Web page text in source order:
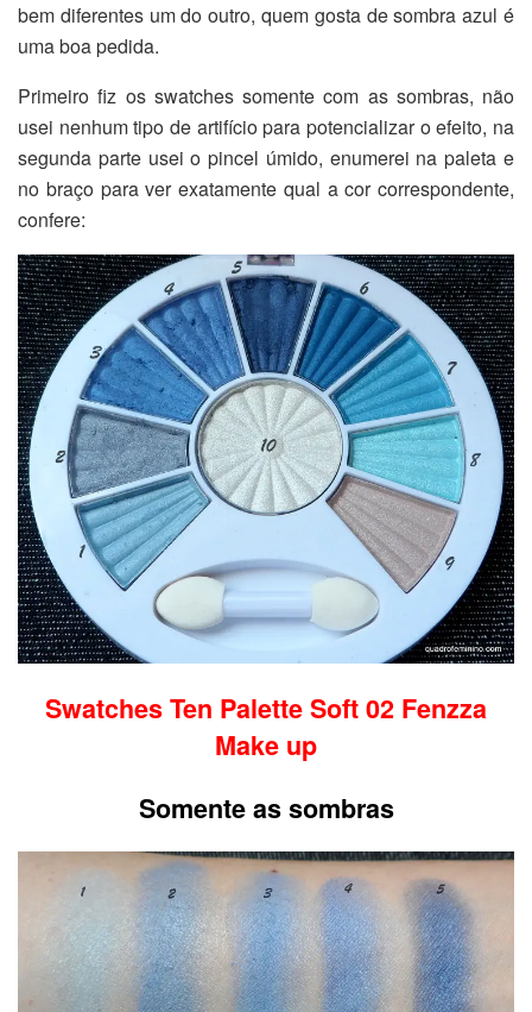
bem diferentes um do outro, quem gosta de sombra azul é
uma boa pedida.
Primeiro fiz os swatches somente com as sombras, não
usei nenhum tipo de artifício para potencializar o efeito, na
segunda parte usei o pincel úmido, enumerei na paleta e
no braço para ver exatamente qual a cor correspondente,
confere:
Swatches Ten Palette Soft 02 Fenzza
Make up
Somente as sombras